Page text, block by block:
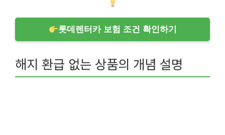
롯데렌터카 보험 조건 확인하기
해지 환급 없는 상품의 개념 설명